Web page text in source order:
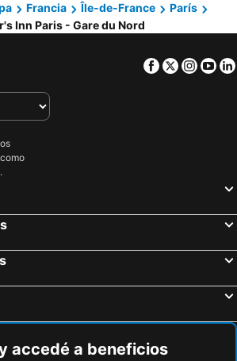
Francia Île-de-France
París
Inn Paris - Gare du Nord
Facebook
Twitter
accedé a beneficios